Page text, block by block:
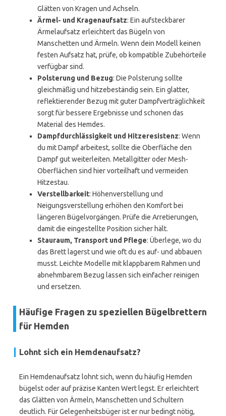
Glätten von Kragen und Achseln.
Ärmel- und Kragenaufsatz: Ein aufsteckbarer
Ärmelaufsatz erleichtert das Bügeln von
Manschetten und Ärmeln. Wenn dein Modell keinen
festen Aufsatz hat, prüfe, ob kompatible Zubehörteile
verfügbar sind.
Polsterung und Bezug: Die Polsterung sollte
gleichmäßig und hitzebeständig sein. Ein glatter,
reflektierender Bezug mit guter Dampfverträglichkeit
sorgt für bessere Ergebnisse und schonen das
Material des Hemdes.
Dampfdurchlässigkeit und Hitzeresistenz: Wenn
du mit Dampf arbeitest, sollte die Oberfläche den
Dampf gut weiterleiten. Metallgitter oder Mesh-
Oberflächen sind hier vorteilhaft und vermeiden
Hitzestau.
Verstellbarkeit: Höhenverstellung und
Neigungsverstellung erhöhen den Komfort bei
längeren Bügelvorgängen. Prüfe die Arretierungen,
damit die eingestellte Position sicher hält.
Stauraum, Transport und Pflege: Überlege, wo du
das Brett lagerst und wie oft du es auf- und abbauen
musst. Leichte Modelle mit klappbarem Rahmen und
abnehmbarem Bezug lassen sich einfacher reinigen
und ersetzen.
Häufige Fragen zu speziellen Bügelbrettern
für Hemden
Lohnt sich ein Hemdenaufsatz?
Ein Hemdenaufsatz lohnt sich, wenn du häufig Hemden
bügelst oder auf präzise Kanten Wert legst. Er erleichtert
das Glätten von Ärmeln, Manschetten und Schultern
deutlich. Für Gelegenheitsbüger ist er nur bedingt nötig,